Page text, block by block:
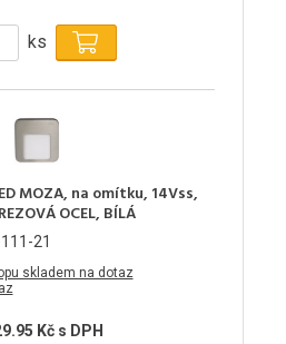
ks
MOZA, na omítku, 14Vss,
OCEL, BÍLÁ
21
skladem na dotaz
Kč s DPH